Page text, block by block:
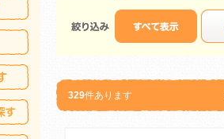
329件あります